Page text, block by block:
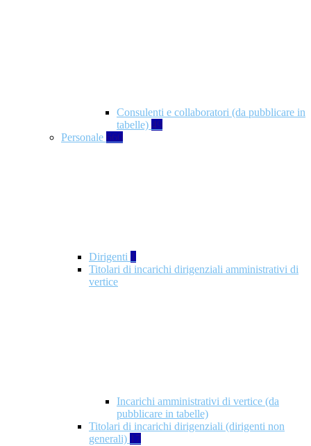
Consulenti e collaboratori (da pubblicare in
tabelle) 49
Personale 660
Dirigenti 1
Titolari di incarichi dirigenziali amministrativi di
vertice
Incarichi amministrativi di vertice (da
pubblicare in tabelle)
Titolari di incarichi dirigenziali (dirigenti non
generali) 17